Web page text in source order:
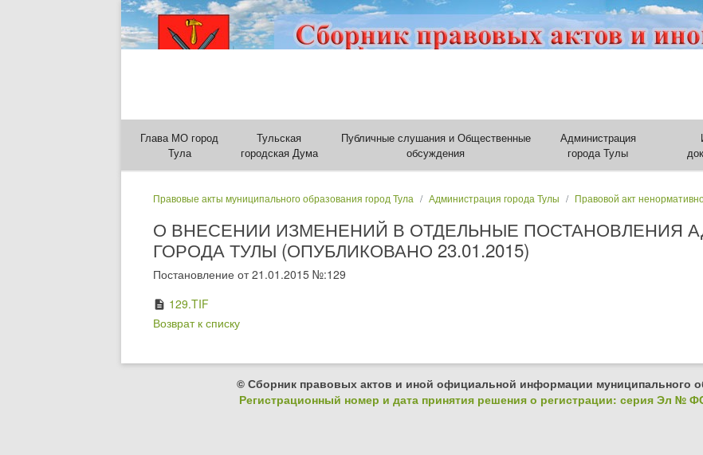
Глава МО город
Тула
Тульская
городская Дума
Публичные слушания и Общественные
обсуждения
Администрация
города Тулы
Правовые акты муниципального образования город Тула Администрация города Тулы Правовой акт
О ВНЕСЕНИИ ИЗМЕНЕНИЙ В ОТДЕЛЬНЫЕ ПОСТАНОВЛЕНИЯ
ГОРОДА ТУЛЫ (ОПУБЛИКОВАНО 23.01.2015)
Постановление от 21.01.2015 №:129
description 129.TIF
Возврат к списку
© Сборник правовых актов и иной официальной информации муниципального
Регистрационный номер и дата принятия решения о регистрации: серия Эл №